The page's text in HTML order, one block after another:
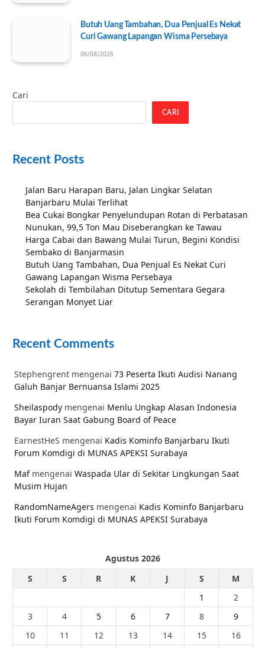
Butuh Uang Tambahan, Dua Penjual Es Nekat
Curi Gawang Lapangan Wisma Persebaya
06/08/2026
Cari
CARI
Recent Posts
Jalan Baru Harapan Baru, Jalan Lingkar Selatan
Banjarbaru Mulai Terlihat
Bea Cukai Bongkar Penyelundupan Rotan di Perbatasan
Nunukan, 99,5 Ton Mau Diseberangkan ke Tawau
Harga Cabai dan Bawang Mulai Turun, Begini Kondisi
Sembako di Banjarmasin
Butuh Uang Tambahan, Dua Penjual Es Nekat Curi
Gawang Lapangan Wisma Persebaya
Sekolah di Tembilahan Ditutup Sementara Gegara
Serangan Monyet Liar
Recent Comments
Stephengrent mengenai 73 Peserta Ikuti Audisi Nanang
Galuh Banjar Bernuansa Islami 2025
Sheilaspody mengenai Menlu Ungkap Alasan Indonesia
Bayar Iuran Saat Gabung Board of Peace
EarnestHeS mengenai Kadis Kominfo Banjarbaru Ikuti
Forum Komdigi di MUNAS APEKSI Surabaya
Mafmengenai Waspada Ular di Sekitar Lingkungan Saat
Musim Hujan
RandomNameAgers mengenai Kadis Kominfo Banjarbaru
Ikuti Forum Komdigi di MUNAS APEKSI Surabaya
Agustus 2026
S
S R K J S
M
1
2
3
4 5 6 7 8
9
10
11 12 13 14 15 16